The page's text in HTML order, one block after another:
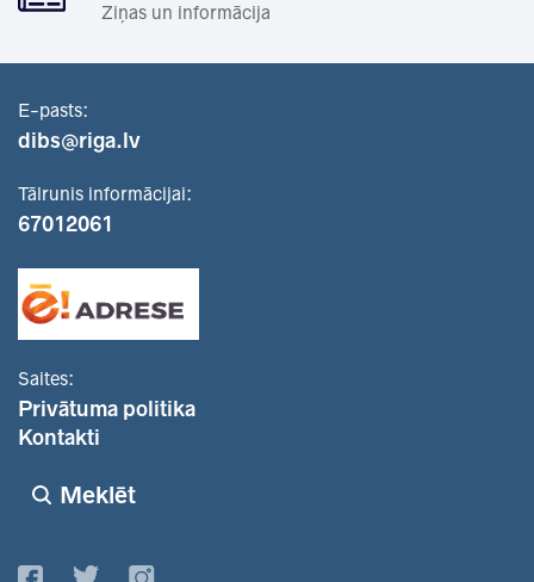
Ziņas un informācija
E-pasts:
dibs@riga.lv
Tālrunis informācijai:
67012061
Saites:
Privātuma politika
Kontakti
Meklēt